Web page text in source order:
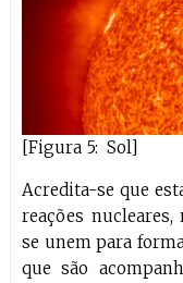
[Figura 5: Sol]
Acredita-se que
reações
se unem para
que são